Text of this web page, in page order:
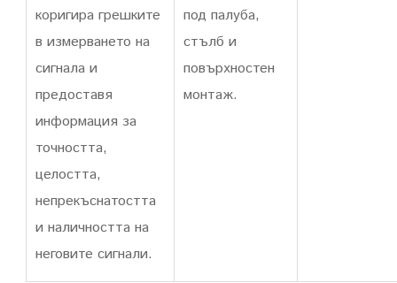
коригира грешките
в измерването на
сигнала и
предоставя
информация за
точността,
целостта,
непрекъснатостта
и наличността на
неговите сигнали.
под палуба,
стълб и
повърхностен
монтаж.